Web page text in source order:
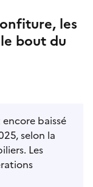
les
bout du
baissé
selon la
Les